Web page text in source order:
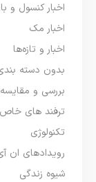
اخبار کنسول و
اخبار مک
اخبار و تازه‌ها
بدون دسته
بررسی و
ترفند های
تکنولوژی
رویدادهای ان
شیوه زندگی